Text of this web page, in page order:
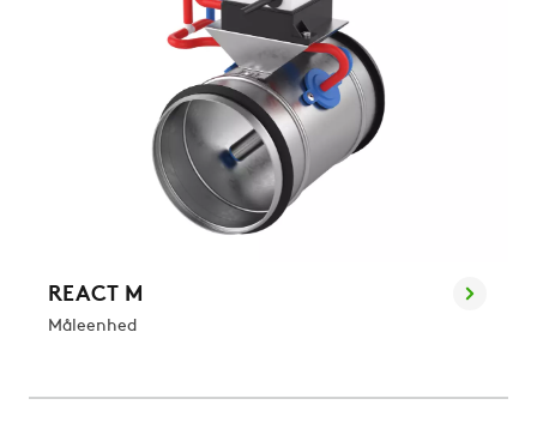
REACT M
Måleenhed